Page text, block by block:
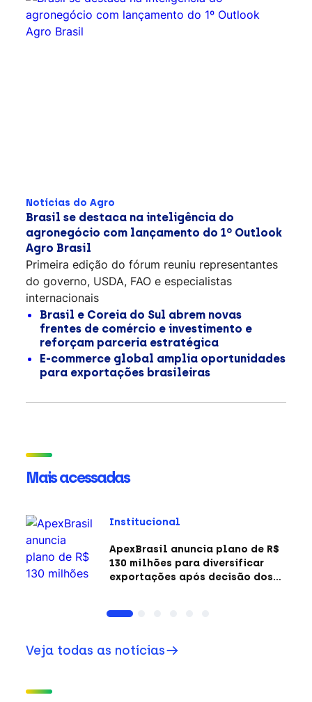
Notícias do Agro
Brasil se destaca na inteligência do
agronegócio com lançamento do 1º Outlook
Agro Brasil
Primeira edição do fórum reuniu representantes
do governo, USDA, FAO e especialistas
internacionais
Brasil e Coreia do Sul abrem novas
frentes de comércio e investimento e
reforçam parceria estratégica
E-commerce global amplia oportunidades
para exportações brasileiras
Mais acessadas
Institucional
ApexBrasil anuncia plano de R$
130 milhões para diversificar
exportações após decisão dos
Veja todas as notícias